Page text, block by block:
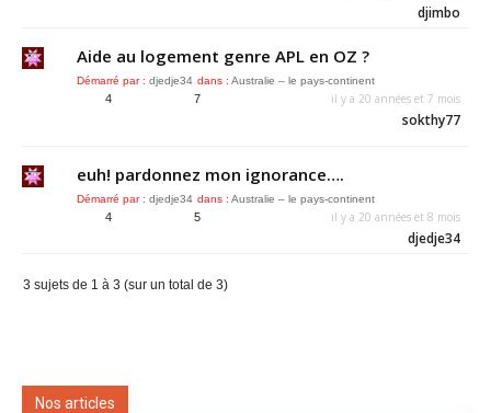
djimbo
Aide au logement genre APL en OZ ?
Démarré par : djedje34 dans : Australie – le pays-continent
4 7 il y a 20 années et 7 mois
sokthy77
euh! pardonnez mon ignorance….
Démarré par : djedje34 dans : Australie – le pays-continent
4 5 il y a 20 années et 8 mois
djedje34
3 sujets de 1 à 3 (sur un total de 3)
Nos articles